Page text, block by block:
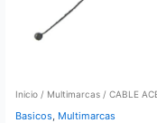
Inicio/ Multimarcas/ CABLE
Basicos, Multimarcas